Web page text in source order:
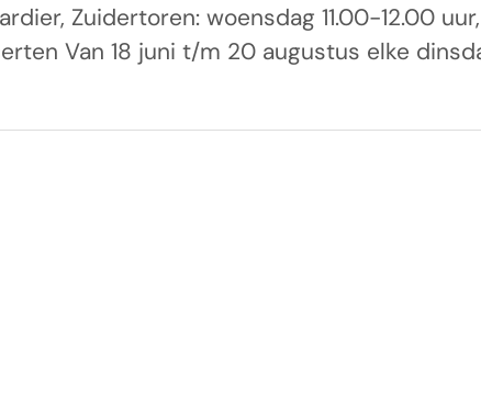
Zuidertoren: woensdag 11.00-12.00
Van 18 juni t/m 20 augustus elke